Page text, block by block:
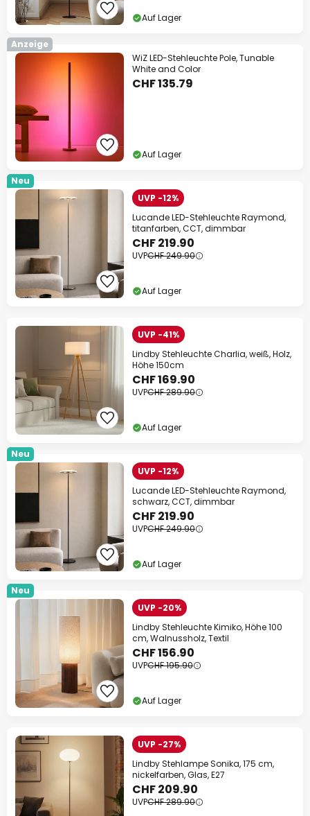
Auf Lager
Anzeige
WiZ LED-Stehleuchte Pole, Tunable
White and Color
CHF 135.79
Auf Lager
Neu
UVP -12%
Lucande LED-Stehleuchte Raymond,
titanfarben, CCT, dimmbar
CHF 219.90
UVPCHF 249.90
Auf Lager
UVP -41%
Lindby Stehleuchte Charlia, weiß, Holz,
Höhe 150cm
CHF 169.90
UVPCHF 289.90
Auf Lager
Neu
UVP -12%
Lucande LED-Stehleuchte Raymond,
schwarz, CCT, dimmbar
CHF 219.90
UVPCHF 249.90
Auf Lager
Neu
UVP -20%
Lindby Stehleuchte Kimiko, Höhe 100
cm, Walnussholz, Textil
CHF 156.90
UVPCHF 195.90
Auf Lager
UVP -27%
Lindby Stehlampe Sonika, 175 cm,
nickelfarben, Glas, E27
CHF 209.90
UVPCHF 289.90